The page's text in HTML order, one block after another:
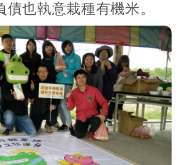
也執意栽種有機米。